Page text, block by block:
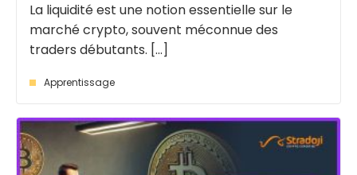
La liquidité est une notion essentielle sur le
marché crypto, souvent méconnue des
traders débutants. [...]
Apprentissage